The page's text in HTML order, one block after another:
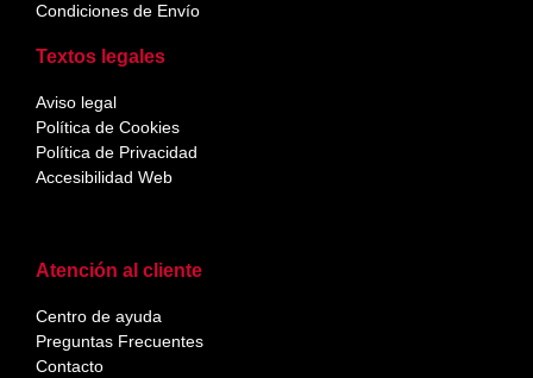
Atención al cliente
Centro de ayuda
Preguntas Frecuentes
Contacto
Condiciones de Envío
Textos legales
Aviso legal
Política de Cookies
Política de Privacidad
Accesibilidad Web